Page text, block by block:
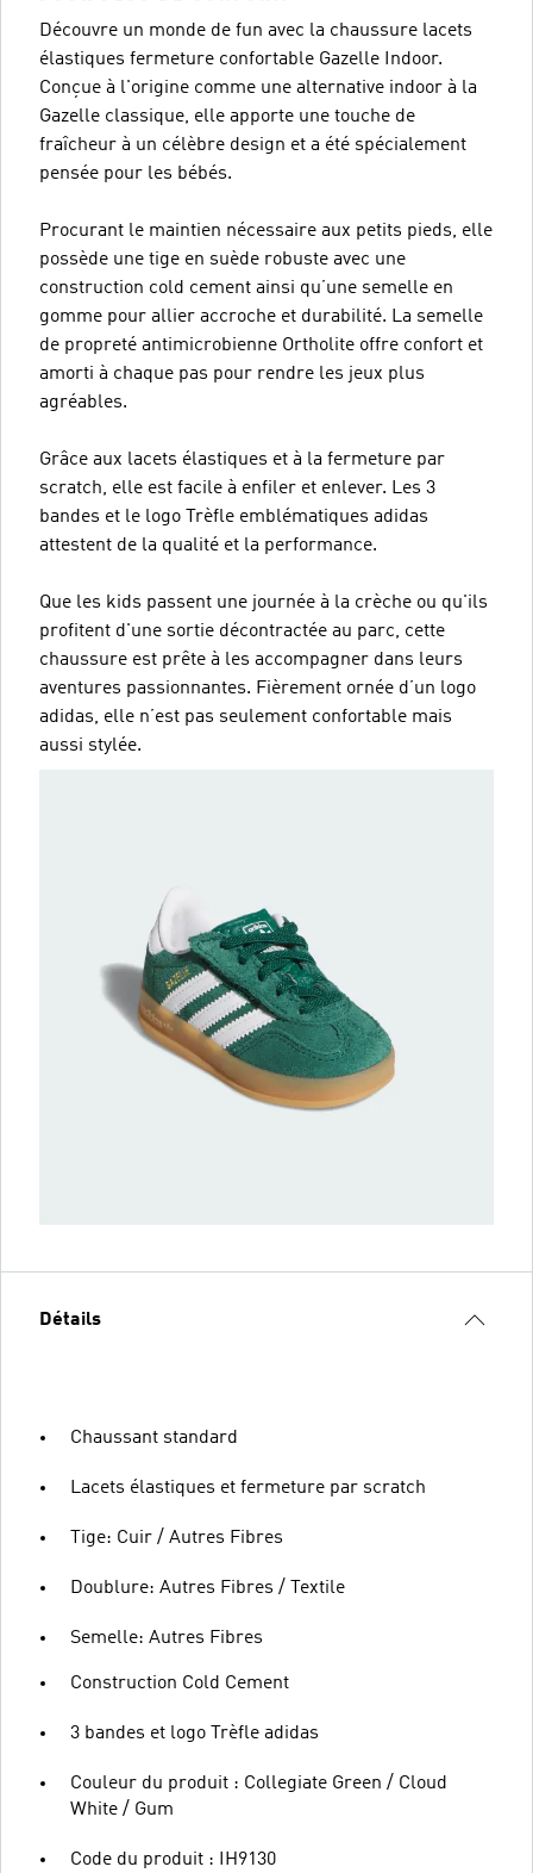
Découvre un monde de fun avec la chaussure lacets
élastiques fermeture confortable Gazelle Indoor.
Conçue à l'origine comme une alternative indoor à la
Gazelle classique, elle apporte une touche de
fraîcheur à un célèbre design et a été spécialement
pensée pour les bébés.
Procurant le maintien nécessaire aux petits pieds, elle
possède une tige en suède robuste avec une
construction cold cement ainsi qu’une semelle en
gomme pour allier accroche et durabilité. La semelle
de propreté antimicrobienne Ortholite offre confort et
amorti à chaque pas pour rendre les jeux plus
agréables.
Grâce aux lacets élastiques et à la fermeture par
scratch, elle est facile à enfiler et enlever. Les 3
bandes et le logo Trèfle emblématiques adidas
attestent de la qualité et la performance.
Que les kids passent une journée à la crèche ou qu'ils
profitent d'une sortie décontractée au parc, cette
chaussure est prête à les accompagner dans leurs
aventures passionnantes. Fièrement ornée d’un logo
adidas, elle n’est pas seulement confortable mais
aussi stylée.
Détails
Chaussant standard
Lacets élastiques et fermeture par scratch
Tige: Cuir / Autres Fibres
Doublure: Autres Fibres / Textile
Semelle: Autres Fibres
Construction Cold Cement
3 bandes et logo Trèfle adidas
Couleur du produit : Collegiate Green / Cloud
White / Gum
Code du produit : IH9130